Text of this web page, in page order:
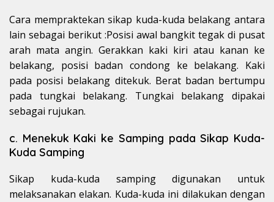
Cara mempraktekan sikap kuda-kuda belakang antara
lain sebagai berikut :Posisi awal bangkit tegak di pusat
arah mata angin. Gerakkan kaki kiri atau kanan ke
belakang, posisi badan condong ke belakang. Kaki
pada posisi belakang ditekuk. Berat badan bertumpu
pada tungkai belakang. Tungkai belakang dipakai
sebagai rujukan.
c. Menekuk Kaki ke Samping pada Sikap Kuda-
Kuda Samping
Sikap kuda-kuda samping digunakan untuk
melaksanakan elakan. Kuda-kuda ini dilakukan dengan